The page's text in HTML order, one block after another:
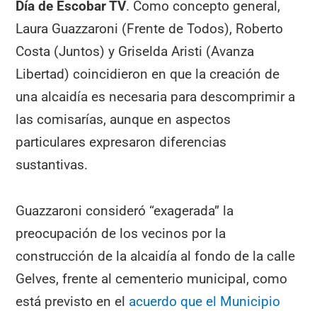
Día de Escobar TV. Como concepto general,
Laura Guazzaroni (Frente de Todos), Roberto
Costa (Juntos) y Griselda Aristi (Avanza
Libertad) coincidieron en que la creación de
una alcaidía es necesaria para descomprimir a
las comisarías, aunque en aspectos
particulares expresaron diferencias
sustantivas.
Guazzaroni consideró “exagerada” la
preocupación de los vecinos por la
construcción de la alcaidía al fondo de la calle
Gelves, frente al cementerio municipal, como
está previsto en el acuerdo que el Municipio